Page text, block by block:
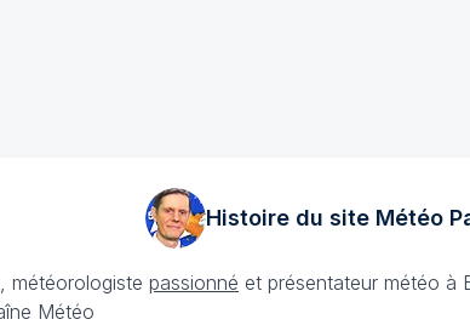
Histoire du site Météo
, météorologiste passionné et présentateur météo à
Météo